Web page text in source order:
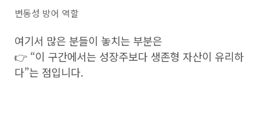
변동성 방어 역할
여기서 많은 분들이 놓치는 부분은
👉 “이 구간에서는 성장주보다 생존형 자산이 유리하
다”는 점입니다.